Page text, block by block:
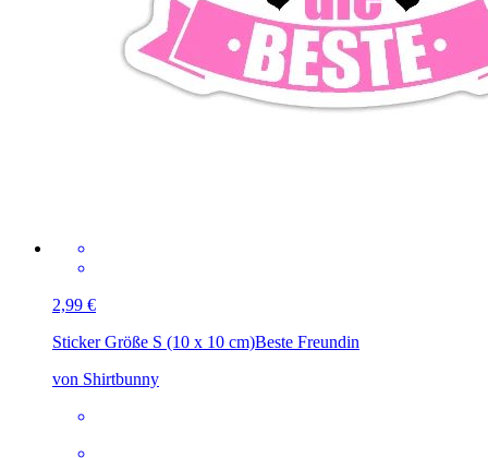
2,99 €
Sticker Größe S (10 x 10 cm)Beste Freundin
von Shirtbunny